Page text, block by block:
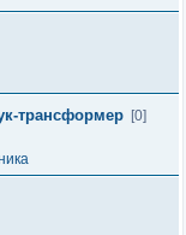
трансформер [0]